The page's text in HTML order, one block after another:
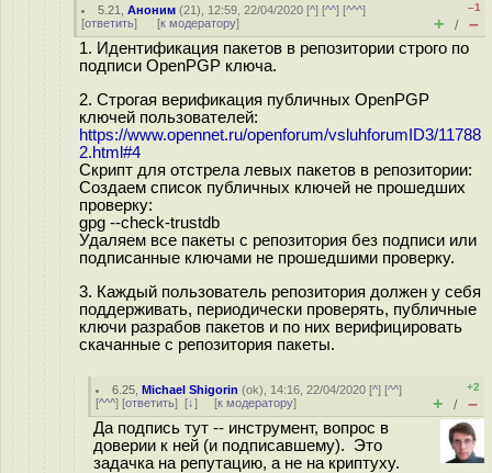
5.21 ,Аноним (21), 12:59, 22/04/2020 [^] [^^] [^^^]
[ответить] [к модератору]
–1
+ / –
1. Идентификация пакетов в репозитории строго по
подписи OpenPGP ключа.
2. Строгая верификация публичных OpenPGP
ключей пользователей:
https://www.opennet.ru/openforum/vsluhforumID3/11788
2.html#4
Скрипт для отстрела левых пакетов в репозитории:
Создаем список публичных ключей не прошедших
проверку:
gpg --check-trustdb
Удаляем все пакеты с репозитория без подписи или
подписанные ключами не прошедшими проверку.
3. Каждый пользователь репозитория должен у себя
поддерживать, периодически проверять, публичные
ключи разрабов пакетов и по них верифицировать
скачанные с репозитория пакеты.
6.25 ,Michael Shigorin (ok), 14:16, 22/04/2020 [^] [^^]
[^^^] [ответить] [↓] [к модератору]
+2
+ / –
Да подпись тут -- инструмент, вопрос в
доверии к ней (и подписавшему). Это
задачка на репутацию, а не на криптуху.